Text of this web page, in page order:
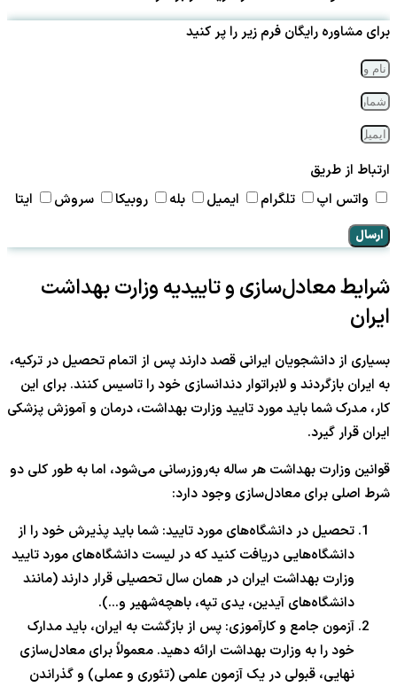
برای مشاوره رایگان فرم زیر را پر کنید
ارتباط از طریق
واتس اپ
تلگرام ایمیل بله روبیکا سروش ایتا
ارسال
شرایط معادل‌سازی و تاییدیه وزارت بهداشت
ایران
بسیاری از دانشجویان ایرانی قصد دارند پس از اتمام تحصیل در ترکیه،
به ایران بازگردند و لابراتوار دندانسازی خود را تاسیس کنند. برای این
کار، مدرک شما باید مورد تایید وزارت بهداشت، درمان و آموزش پزشکی
ایران قرار گیرد.
قوانین وزارت بهداشت هر ساله به‌روزرسانی می‌شود، اما به طور کلی دو
شرط اصلی برای معادل‌سازی وجود دارد:
تحصیل در دانشگاه‌های مورد تایید: شما باید پذیرش خود را از
دانشگاه‌هایی دریافت کنید که در لیست دانشگاه‌های مورد تایید
وزارت بهداشت ایران در همان سال تحصیلی قرار دارند (مانند
دانشگاه‌های آیدین، یدی تپه، باهچه‌شهیر و…).
آزمون جامع و کارآموزی: پس از بازگشت به ایران، باید مدارک
خود را به وزارت بهداشت ارائه دهید. معمولاً برای معادل‌سازی
نهایی، قبولی در یک آزمون علمی (تئوری و عملی) و گذراندن